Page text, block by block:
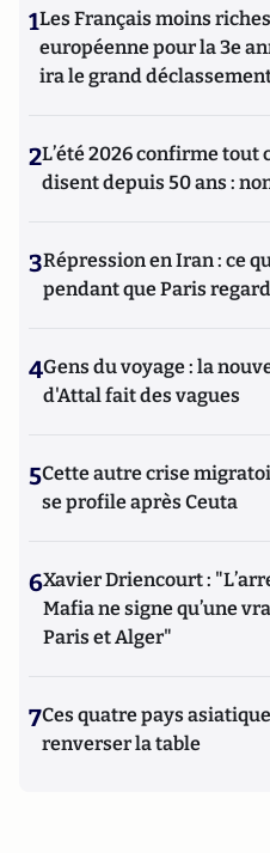
1Les Français moins
européenne pour la 3e
ira le grand
2L’été 2026 confirme tout
disent depuis 50 ans :
3Répression en Iran : ce
pendant que Paris
4Gens du voyage : la
d'Attal fait des vagues
5Cette autre crise
se profile après Ceuta
6Xavier Driencourt :
Mafia ne signe qu’une
Paris et Alger"
7Ces quatre pays
renverser la table